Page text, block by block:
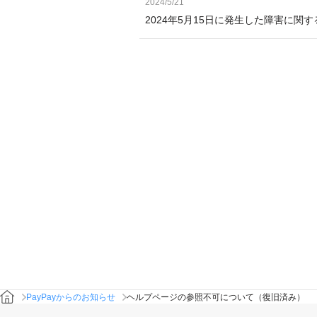
2024年5月15日に発生した障害に関す
PayPayからのお知らせ ヘルプページの参照不可について（復旧済み）